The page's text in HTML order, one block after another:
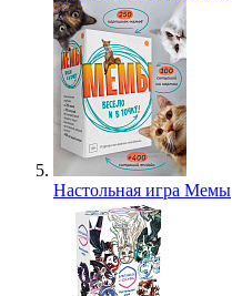
Настольная игра Мемы